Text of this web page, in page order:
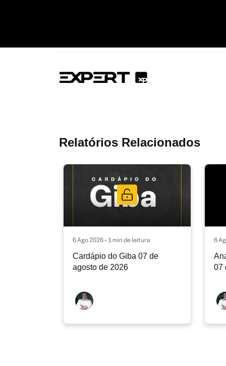
Relatórios Relacionados
6 Ago 2026 • 1 min de leitura
Cardápio do Giba 07 de
agosto de 2026
6
07